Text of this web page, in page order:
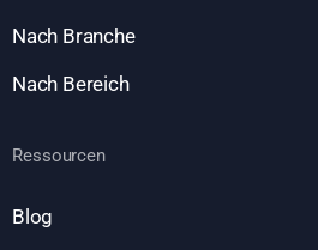
Nach Branche
Nach Bereich
Ressourcen
Blog